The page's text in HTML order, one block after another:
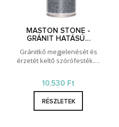
MASTON STONE -
GRÁNIT HATÁSÚ…
Gránitkő megjelenését és
érzetét keltő szórófesték.…
10.530 Ft
RÉSZLETEK